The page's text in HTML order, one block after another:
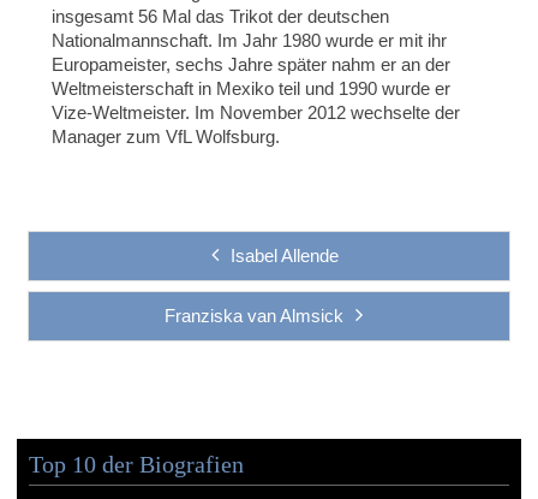
insgesamt 56 Mal das Trikot der deutschen
Nationalmannschaft. Im Jahr 1980 wurde er mit ihr
Europameister, sechs Jahre später nahm er an der
Weltmeisterschaft in Mexiko teil und 1990 wurde er
Vize-Weltmeister. Im November 2012 wechselte der
Manager zum VfL Wolfsburg.
Isabel Allende
Franziska van Almsick
Top 10 der Biografien